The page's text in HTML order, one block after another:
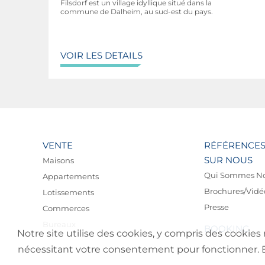
Casino Mondorf-les-Bains: 6 km
Aéroport: 16,2 km
Filsdorf est un village idyllique situé dans la
commune de Dalheim, au sud-est du pays.
VOIR LES DETAILS
VENTE
Maisons
Appartements
Lotissements
Commerces
RÉFÉRENCES
SUR NOUS
Qui Sommes
Brochures/
Presse
BOOKING
Notre site utilise des cookies, y compris des
nécessitant votre consentement pour fonctionner.